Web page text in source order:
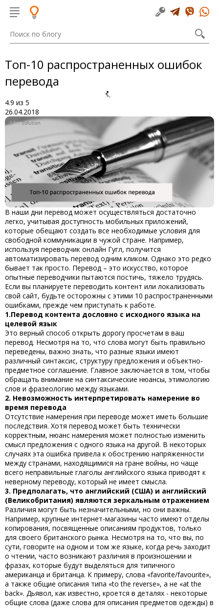
Топ-10 распространенных ошибок
перевода
4.9 из 5
26.04.2018
В наши дни перевод может осуществляться достаточно
легко, учитывая доступность мобильных приложений,
которые обещают создать все необходимые условия для
свободной коммуникации в чужой стране. Например,
используя переводчик онлайн Гугл, получится
автоматизировать перевод одним кликом. Однако это редко
бывает так просто. Перевод – это искусство, которое
опытные переводчики пытаются постичь, тяжело трудясь.
Если вы планируете переводить контент или локализовать
свой сайт, будьте осторожны с этими 10 распространенными
ошибками, прежде чем приступать к работе.
1.Перевод контента дословно с исходного языка на
целевой язык
Это верный способ открыть дорогу просчетам в ваш
перевод. Несмотря на то, что слова могут быть правильно
переведены, важно знать, что разные языки имеют
различный синтаксис, структуру предложения и объектно-
предметное соглашение. Главное заключается в том, чтобы
обращать внимание на синтаксические нюансы, этимологию
слов и фразеологию между языками.
2. Невозможность интерпретировать намерение во
время перевода
Отсутствие намерения при переводе может иметь большие
последствия. Хотя перевод может быть технически
корректным, нюанс намерения может полностью изменить
смысл предложения с одного языка на другой. В некоторых
случаях эта ошибка привела к обострению напряженности
между странами, находящимися на гране войны, но чаще
всего неправильные глаголы английского языка приводят к
неверному переводу, который не имеет смысла.
3. Предполагать, что английский (США) и английский
(Великобритания) являются зеркальным отражением
Различия могут быть незначительными, но они важны.
Например, крупные интернет-магазины часто имеют отделы
копирования, посвященные описаниям продуктов, только
для своего британского рынка. Несмотря на то, что вы, по
сути, говорите на одном и том же языке, когда речь заходит
о чтении, часто возникают различия в произношении и
фразах, которые будут выделяться для типичного
американца и британца. К примеру, слова «favorite/favourite»,
а также общие описания типа «to the reverse», а не «at the
back». Дьявол, как известно, кроется в деталях - некоторые
общие слова (даже слова для описания предметов одежды) в